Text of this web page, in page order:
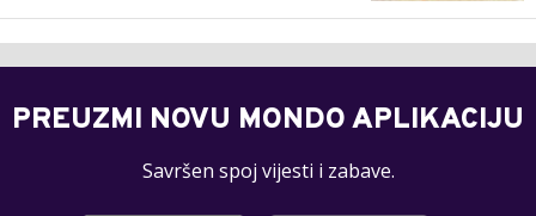
PREUZMI NOVU MONDO APLIKACIJU
Savršen spoj vijesti i zabave.